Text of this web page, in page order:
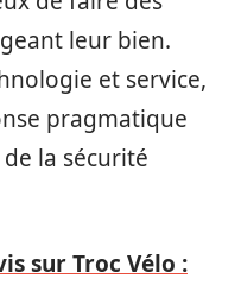
leur bien.
et service,
pragmatique
la sécurité
sur Troc Vélo :